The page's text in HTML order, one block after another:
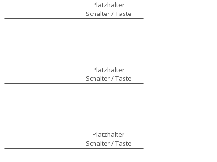
Platzhalter
Schalter / Taste
Platzhalter
Schalter / Taste
Platzhalter
Schalter / Taste